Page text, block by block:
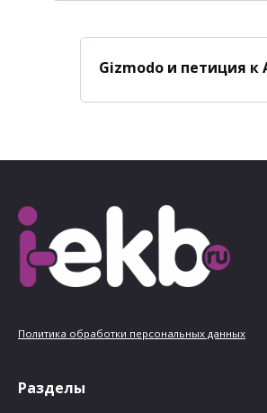
Gizmodo и петиция к
Политика обработки персональных данных
Разделы